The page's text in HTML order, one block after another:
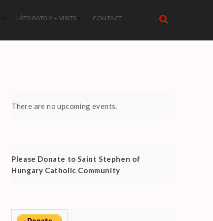
LÁTOGATOK – VISITS CONTACT
There are no upcoming events.
Please Donate to Saint Stephen of
Hungary Catholic Community